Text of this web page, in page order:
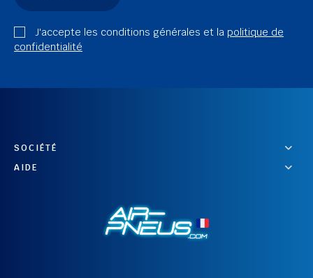
J'accepte les conditions générales et la politique de
confidentialité
SOCIÉTÉ
AIDE